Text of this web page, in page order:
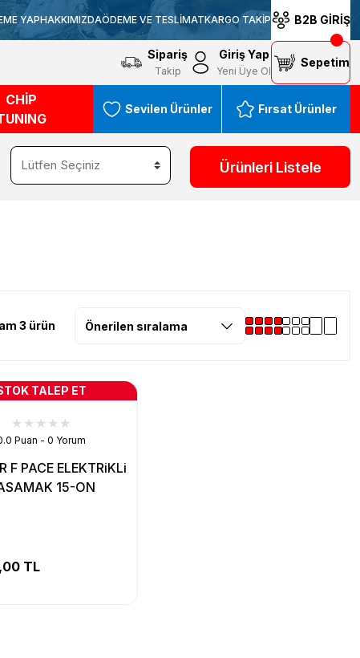
YAPHAKKIMIZDAÖDEME VE TESLİMATKARGO TAKİP B2B GİRİŞ
Sipariş
Takip
Giriş Yap
Yeni Üye Ol
Sepetim
CHİP
Sevilen Ürünler Fırsat Ürünler
Ürünleri Listele
3 ürün
TALEP ET
Puan - 0 Yorum
F PACE ELEKTRiKLi
15-ON
TL